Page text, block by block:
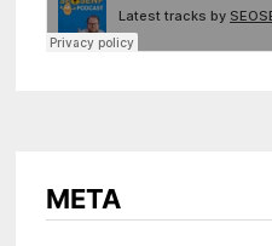
META